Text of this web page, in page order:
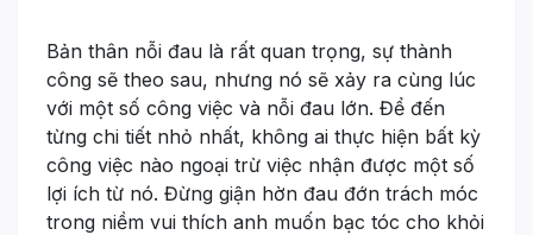
Bản thân nỗi đau là rất quan trọng, sự thành
công sẽ theo sau, nhưng nó sẽ xảy ra cùng lúc
với một số công việc và nỗi đau lớn. Để đến
từng chi tiết nhỏ nhất, không ai thực hiện bất kỳ
công việc nào ngoại trừ việc nhận được một số
lợi ích từ nó. Đừng giận hờn đau đớn trách móc
trong niềm vui thích anh muốn bạc tóc cho khỏi